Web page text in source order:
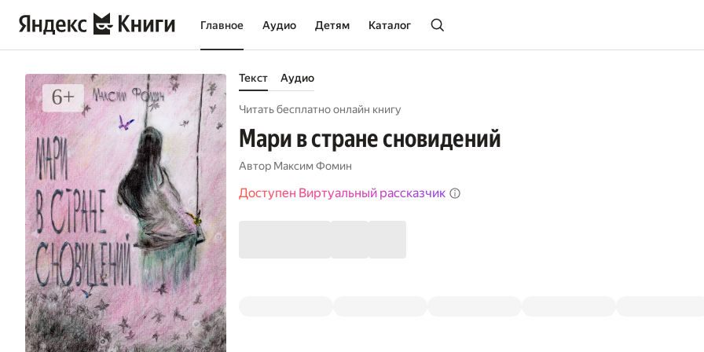
Главное Аудио Детям Каталог
Текст Аудио
Читать бесплатно онлайн книгу
Мари в стране сновидений
Автор Максим Фомин
Доступен Виртуальный рассказчик